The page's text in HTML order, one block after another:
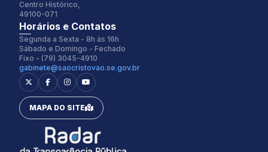
Inter
Espaçamento Fonte:
0px
Alterar Tema:
Claro
Centro Histórico,
49100-071
Horários e Contatos
Segunda a Sexta - 8h às 16h
Sábado e Domingo - Fechado
Fixo - (79) 3045-4910
gabinete@saocristovao.se.gov.br
MAPA DO SITE